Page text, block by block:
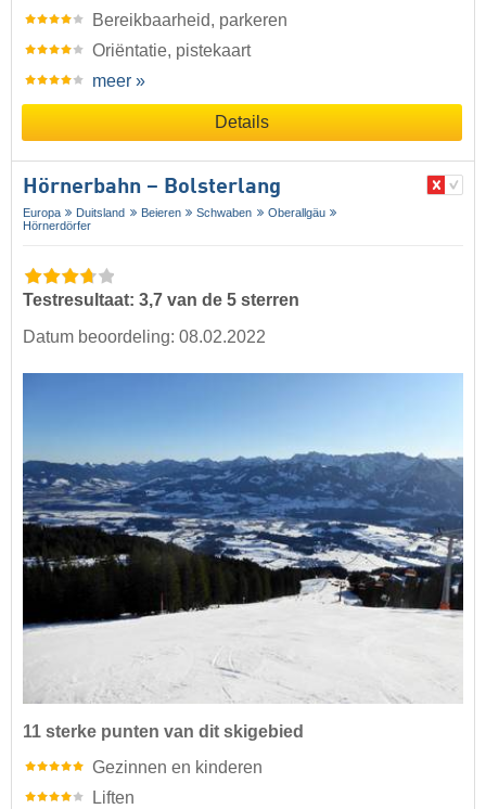
Bereikbaarheid, parkeren
Oriëntatie, pistekaart
meer »
Details
Hörnerbahn – Bolsterlang
Europa Duitsland Beieren Schwaben
Oberallgäu
Hörnerdörfer
Testresultaat: 3,7 van de 5 sterren
Datum beoordeling: 08.02.2022
11 sterke punten van dit skigebied
Gezinnen en kinderen
Liften